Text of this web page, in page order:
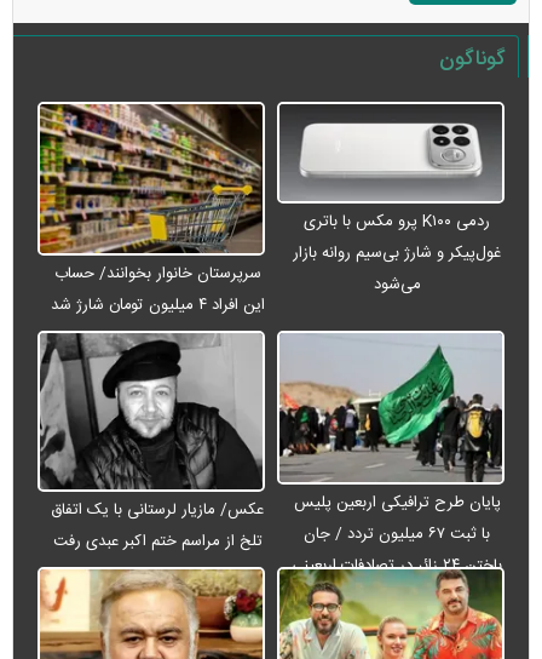
گوناگون
ردمی K۱۰۰ پرو مکس با باتری
غول‌پیکر و شارژ بی‌سیم روانه بازار
می‌شود
سرپرستان خانوار بخوانند/ حساب
این افراد ۴ میلیون تومان شارژ شد
پایان طرح ترافیکی اربعین پلیس
با ثبت ۶۷ میلیون تردد / جان
باختن ۲۴ زائر در تصادفات اربعینی
عکس/ مازیار لرستانی با یک اتفاق
تلخ از مراسم ختم اکبر عبدی رفت